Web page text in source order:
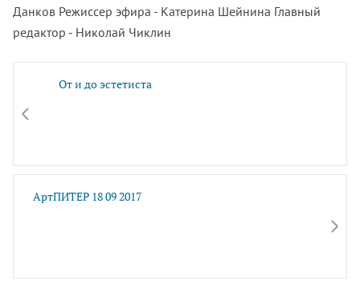
Данков Режиссер эфира - Катерина Шейнина Главный
редактор - Николай Чиклин
От и до эстетиста
АртПИТЕР 18 09 2017